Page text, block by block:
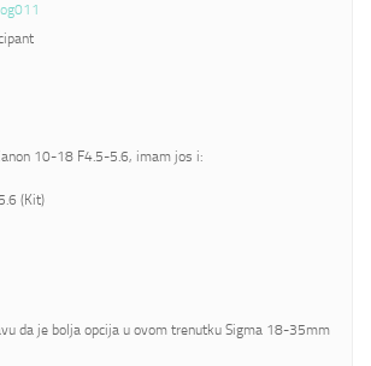
10-18 F4.5-5.6, imam jos i:
(Kit)
da je bolja opcija u ovom trenutku Sigma 18-35mm